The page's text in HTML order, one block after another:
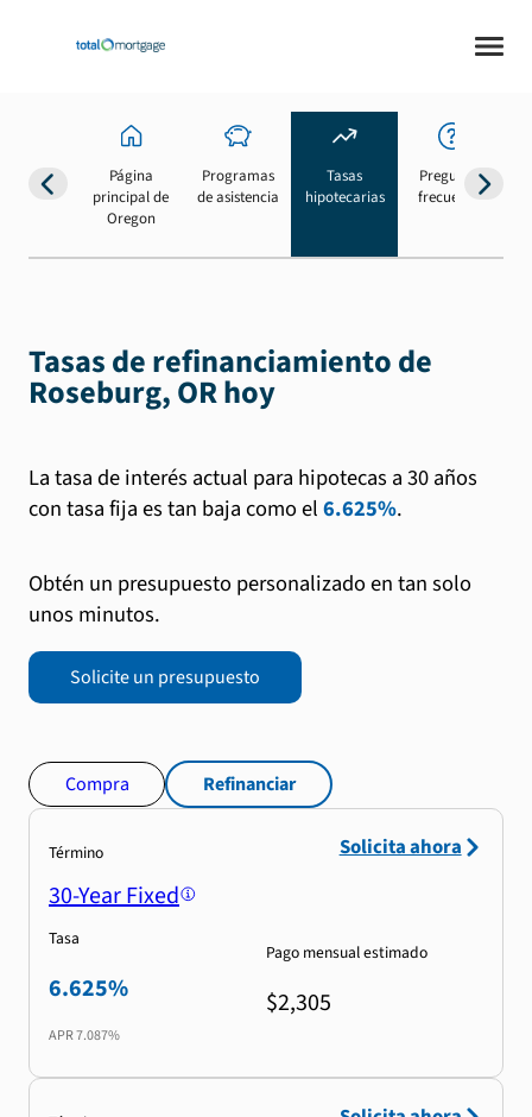
Página
principal de
Oregon
Programas
de asistencia
Tasas
hipotecarias
Preguntas
frecuentes
Tasas de refinanciamiento de
Roseburg, OR hoy
La tasa de interés actual para hipotecas a 30 años
con tasa fija es tan baja como el6.625%.
Obtén un presupuesto personalizado en tan solo
unos minutos.
Solicite un presupuesto
Compra Refinanciar
Término
30-Year Fixed
Tasa
6.625%
APR7.087%
Pago mensual estimado
$2,305
Solicita ahora